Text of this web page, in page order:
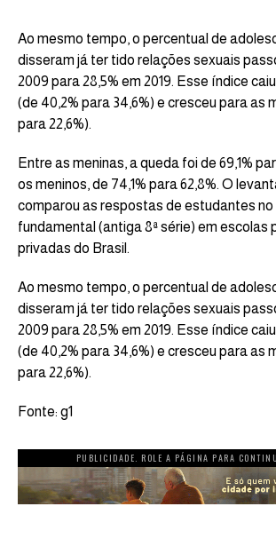
Ao mesmo tempo,o percentual de
disseram já ter tido relações sexuais
2009 para 28,5% em 2019. Esse índice
(de 40,2% para 34,6%) e cresceu para as
para 22,6%).
Entre as meninas, a queda foi de 69,1%
os meninos, de 74,1% para 62,8%. O
comparou as respostas de estudantes no
fundamental (antiga 8ª série) em escolas
privadas do Brasil.
Ao mesmo tempo,o percentual de
disseram já ter tido relações sexuais
2009 para 28,5% em 2019. Esse índice
(de 40,2% para 34,6%) e cresceu para as
para 22,6%).
Fonte: g1
PUBLICIDADE. ROLE A PÁGINA PARA